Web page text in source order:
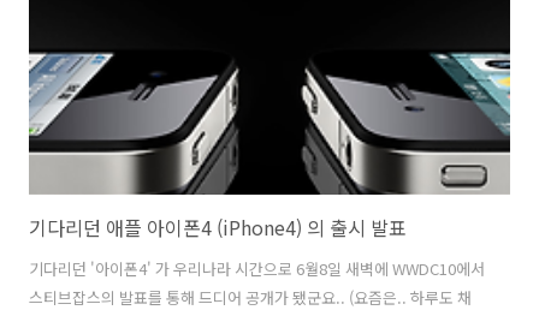
졌어요.. ..
기다리던 애플 아이폰4 (iPhone4) 의 출시 발표
기다리던 '아이폰4' 가 우리나라 시간으로 6월8일 새벽에 WWDC10에서
스티브잡스의 발표를 통해 드디어 공개가 됐군요.. (요즘은.. 하루도 채